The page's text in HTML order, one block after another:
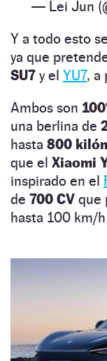
— Lei Jun
Y a todo esto
ya que
SU7 y el YU7, a
Ambos son
una berlina de
hasta 800
que el Xiaomi
inspirado en el
de 700 CV que
hasta 100 km/